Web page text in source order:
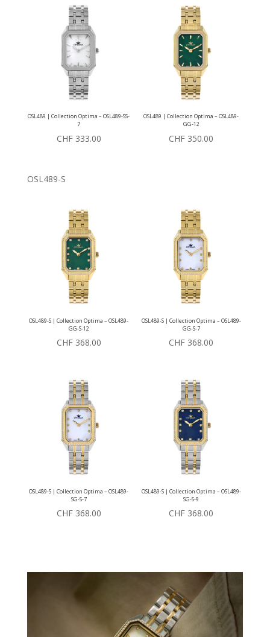
OSL489 | Collection Optima – OSL489-SS-
7
CHF333.00
OSL489 | Collection Optima – OSL489-
GG-12
CHF 350.00
OSL489-S
OSL489-S | Collection Optima – OSL489-
GG-S-12
CHF368.00
OSL489-S | Collection Optima – OSL489-
GG-S-7
CHF 368.00
OSL489-S | Collection Optima – OSL489-
SG-S-7
CHF368.00
OSL489-S | Collection Optima – OSL489-
SG-S-9
CHF 368.00